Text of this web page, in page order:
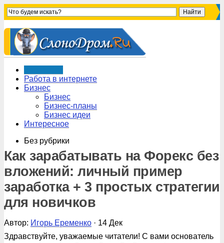
Работа в интернете
Бизнес
Бизнес
Бизнес-планы
Бизнес идеи
Интересное
Без рубрики
Как зарабатывать на Форекс без
вложений: личный пример
заработка + 3 простых стратегии
для новичков
Автор: Игорь Еременко · 14 Дек
Здравствуйте, уважаемые читатели! С вами основатель